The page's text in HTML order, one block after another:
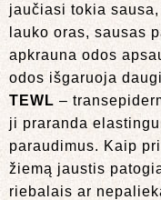
jaučiasi tokia
lauko oras, sausas
apkrauna odos
odos išgaruoja
TEWL –
ji praranda
paraudimus. Kaip
žiemą jaustis
riebalais ar